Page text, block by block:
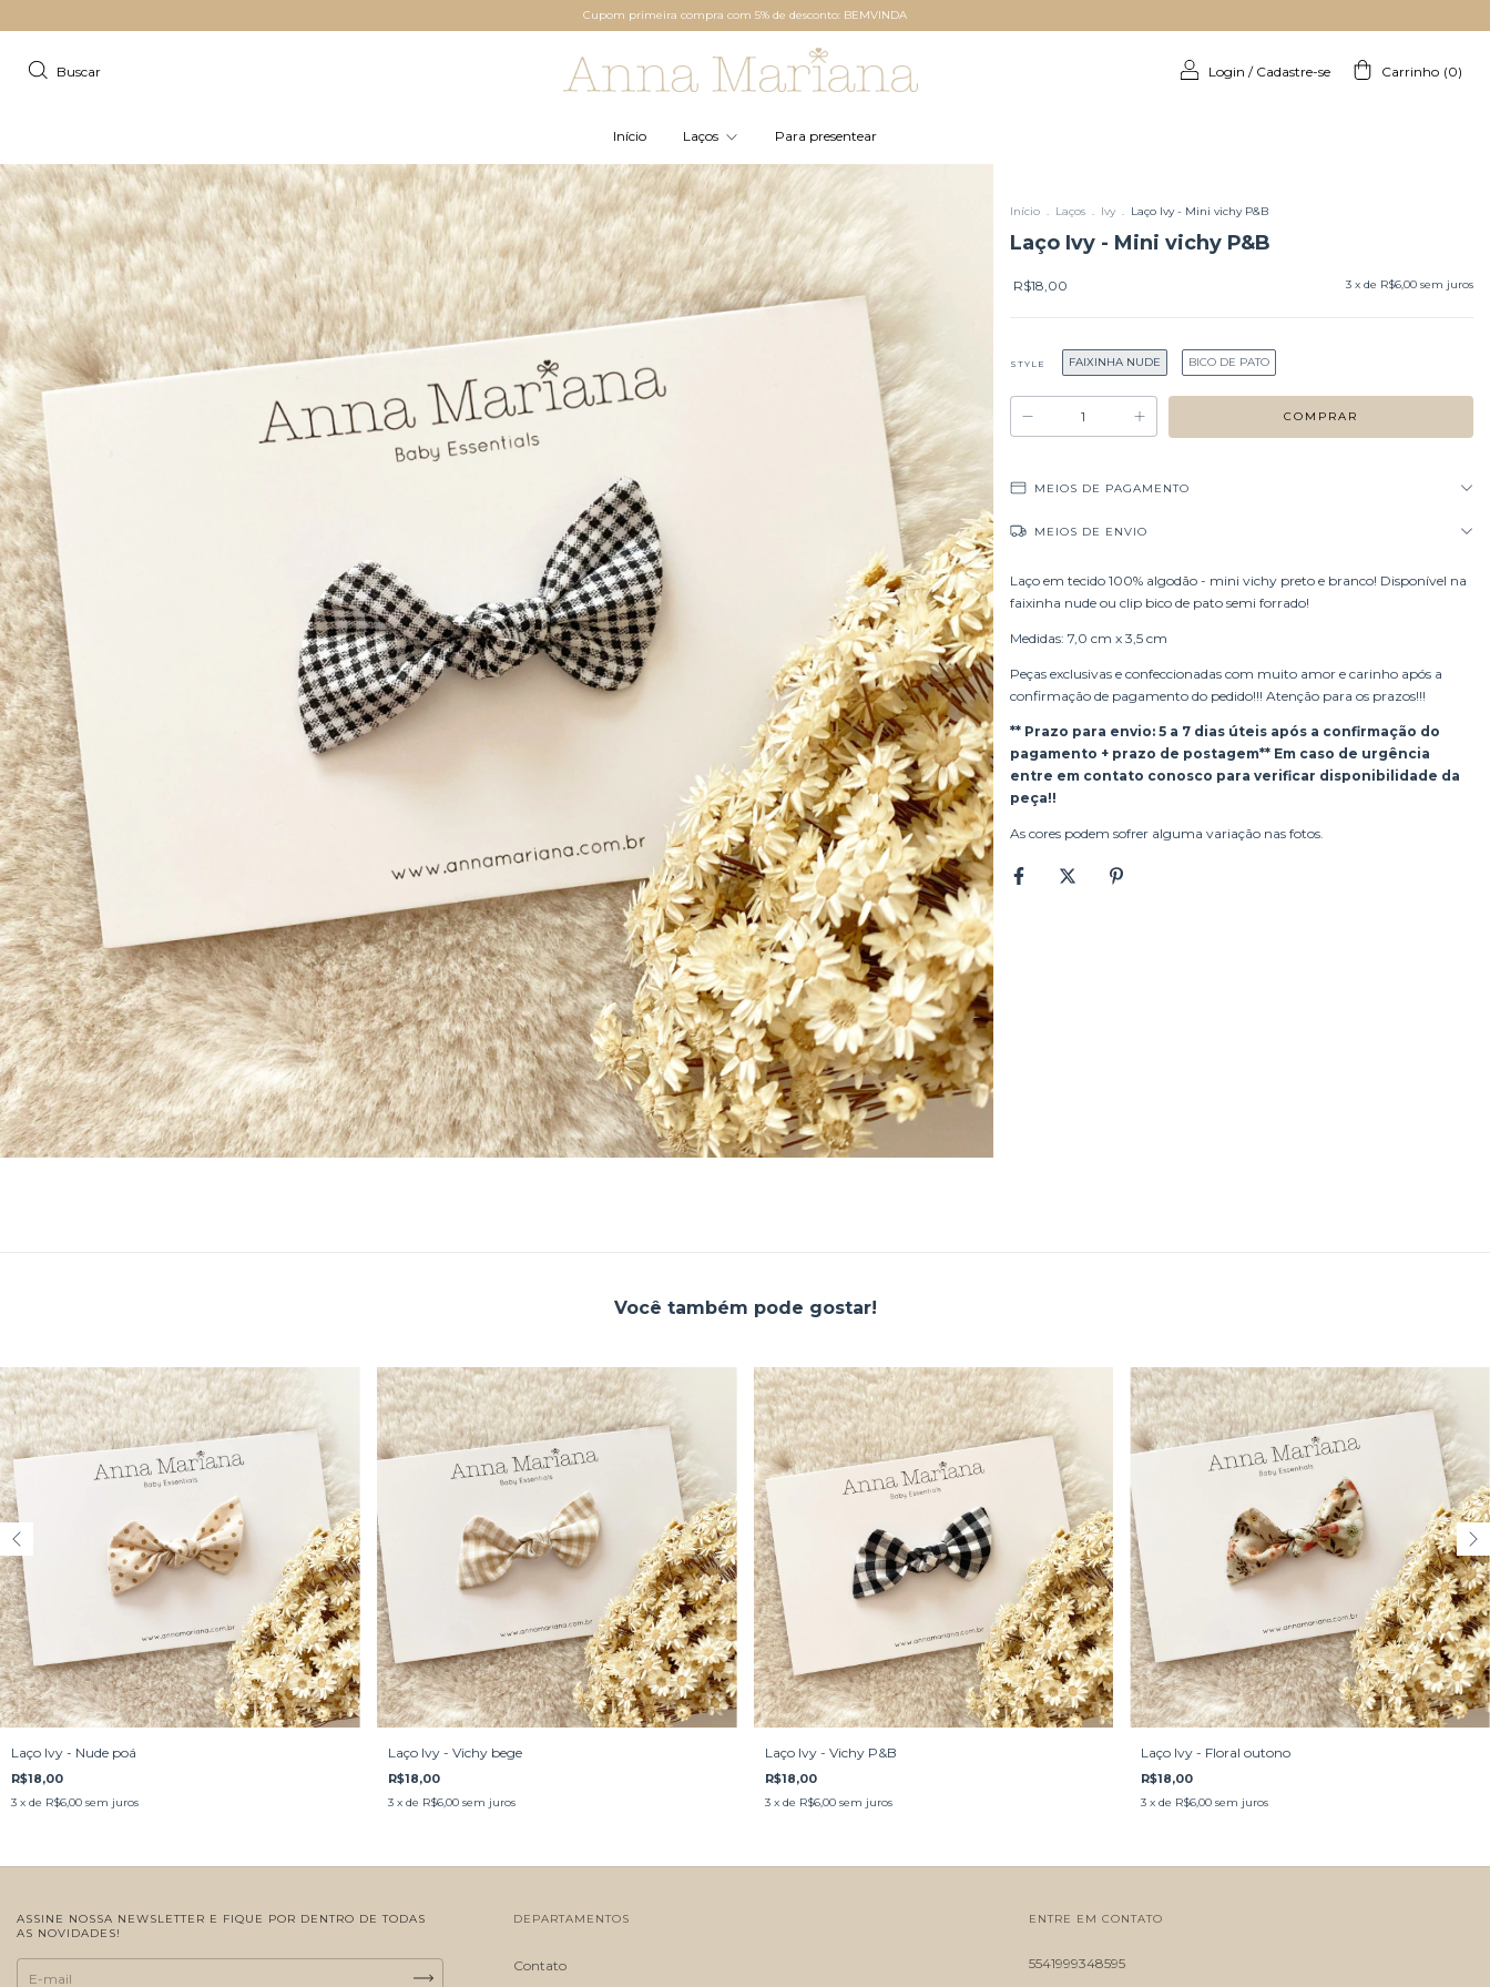
Cupom primeira compra com 5% de desconto: BEMVINDA
Buscar Login / Cadastre-se Carrinho (0)
Início Laços Para presentear
Início . Laços . Ivy . Laço Ivy - Mini vichy P&B
Laço Ivy - Mini vichy P&B
R$18,00 3 x de R$6,00 sem juros
STYLE FAIXINHA NUDE BICO DE PATO
MEIOS DE PAGAMENTO
MEIOS DE ENVIO
Laço em tecido 100% algodão - mini vichy preto e branco! Disponível na
faixinha nude ou clip bico de pato semi forrado!
Medidas: 7,0 cm x 3,5 cm
Peças exclusivas e confeccionadas com muito amor e carinho após a
confirmação de pagamento do pedido!!! Atenção para os prazos!!!
** Prazo para envio: 5 a 7 dias úteis após a confirmação do
pagamento + prazo de postagem** Em caso de urgência
entre em contato conosco para verificar disponibilidade da
peça!!
As cores podem sofrer alguma variação nas fotos.
Você também pode gostar!
Laço Ivy - Nude poá
R$18,00
3 x de R$6,00 sem juros
Laço Ivy - Vichy bege
R$18,00
3 x de R$6,00 sem juros
Laço Ivy - Vichy P&B
R$18,00
3 x de R$6,00 sem juros
Laço Ivy - Floral outono
R$18,00
3 x de R$6,00 sem juros
ASSINE NOSSA NEWSLETTER E FIQUE POR DENTRO DE TODAS
AS NOVIDADES!
DEPARTAMENTOS
Contato
ENTRE EM CONTATO
5541999348595